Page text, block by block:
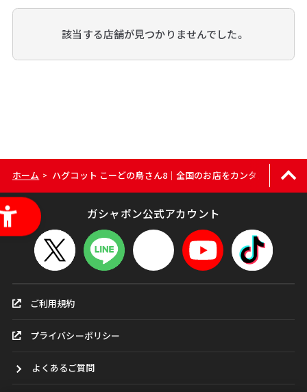
該当する店舗が見つかりませんでした。
ホーム > ハグコット こーどの鳥さん8｜全国のお店をカンタン検索
ガシャポン公式アカウント
ご利用規約
プライバシーポリシー
よくあるご質問